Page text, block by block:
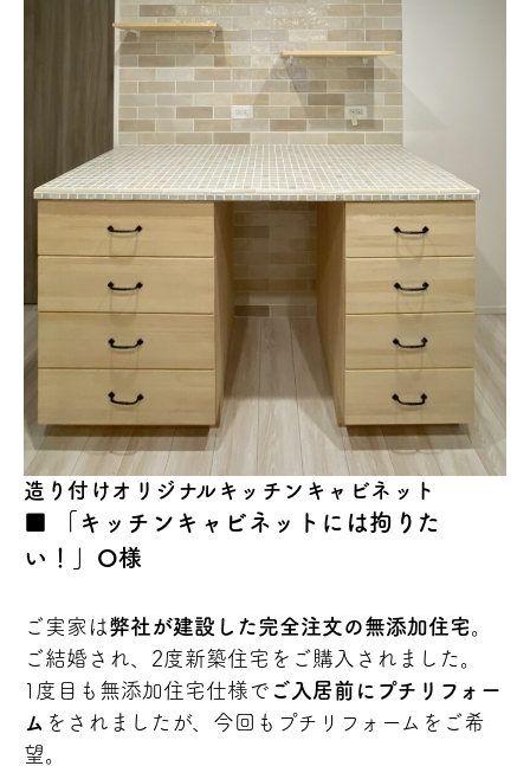
造り付けオリジナルキッチンキャビネット
「キッチンキャビネットには拘りた
い！」O様
ご実家は弊社が建設した完全注文の無添加住宅。
ご結婚され、2度新築住宅をご購入されました。
1度目も無添加住宅仕様で ご入居前にプチリフォー
ム をされましたが、今回もプチリフォームをご希
望。